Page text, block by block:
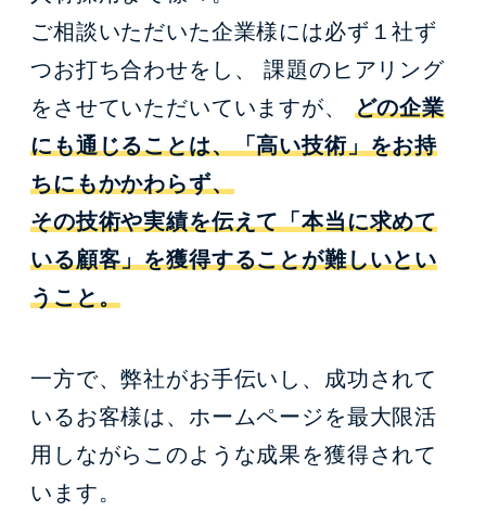
ご相談いただいた企業様には必ず１社ず
つお打ち合わせをし、
課題のヒアリング
をさせていただいていますが、
どの企業
にも通じることは、「高い技術」をお持
ちにもかかわらず、
その技術や実績を伝えて「本当に求めて
いる顧客」を獲得することが難しいとい
うこと。
一方で、弊社がお手伝いし、成功されて
いるお客様は、 ホームページを最大限活
用しながらこのような成果を獲得されて
います。